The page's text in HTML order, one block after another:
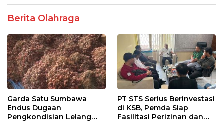
Berita Olahraga
Garda Satu Sumbawa
Endus Dugaan
Pengkondisian Lelang
PT STS Serius Berinvestasi
di KSB, Pemda Siap
Fasilitasi Perizinan dan